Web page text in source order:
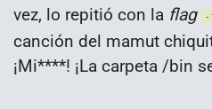
vez, lo repitió con la flag
canción del mamut
¡Mi****! ¡La carpeta /bin